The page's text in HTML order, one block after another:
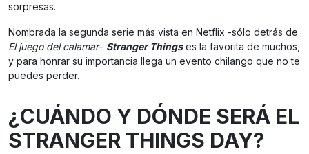
sorpresas.
Nombrada la segunda serie más vista en Netflix -sólo detrás de
El juego del calamar– Stranger Thingses la favorita de muchos,
y para honrar su importancia llega un evento chilango que no te
puedes perder.
¿CUÁNDO Y DÓNDE SERÁ EL
STRANGER THINGS DAY?